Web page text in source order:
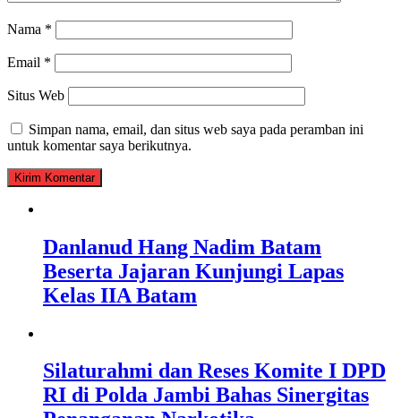
Nama *
Email *
Situs Web
Simpan nama, email, dan situs web saya pada peramban ini
untuk komentar saya berikutnya.
Danlanud Hang Nadim Batam
Beserta Jajaran Kunjungi Lapas
Kelas IIA Batam
Silaturahmi dan Reses Komite I DPD
RI di Polda Jambi Bahas Sinergitas